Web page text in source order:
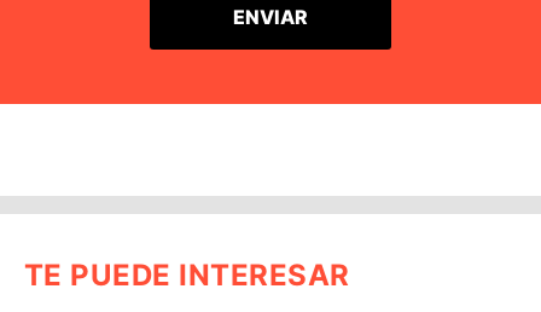
TE PUEDE INTERESAR